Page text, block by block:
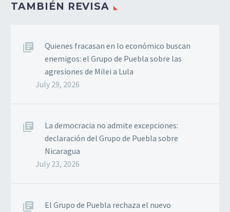
TAMBIÉN REVISA
Quienes fracasan en lo económico buscan
enemigos: el Grupo de Puebla sobre las
agresiones de Milei a Lula
July 29, 2026
La democracia no admite excepciones:
declaración del Grupo de Puebla sobre
Nicaragua
July 23, 2026
El Grupo de Puebla rechaza el nuevo